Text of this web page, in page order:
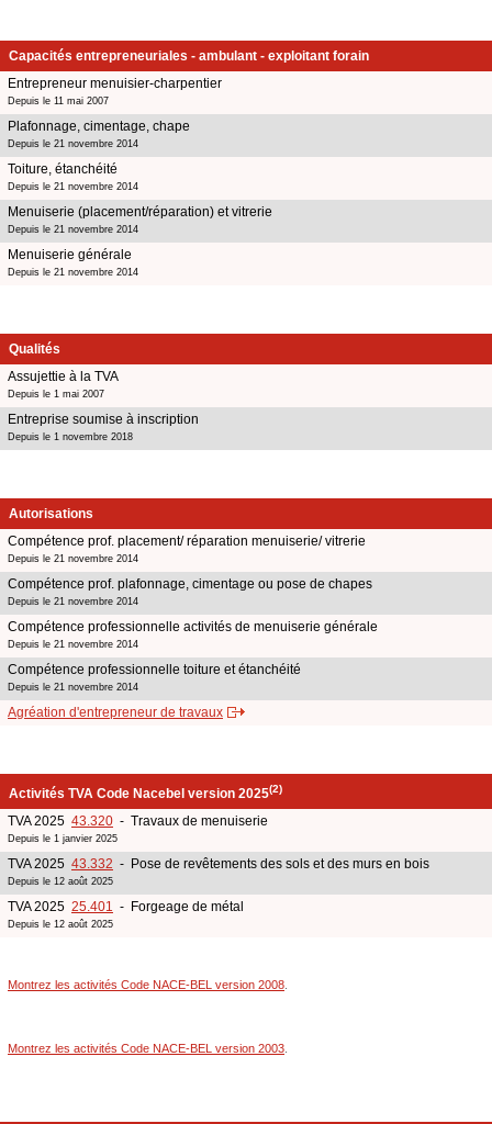
Capacités entrepreneuriales - ambulant - exploitant forain
Entrepreneur menuisier-charpentier
Depuis le 11 mai 2007
Plafonnage, cimentage, chape
Depuis le 21 novembre 2014
Toiture, étanchéité
Depuis le 21 novembre 2014
Menuiserie (placement/réparation) et vitrerie
Depuis le 21 novembre 2014
Menuiserie générale
Depuis le 21 novembre 2014
Qualités
Assujettie à la TVA
Depuis le 1 mai 2007
Entreprise soumise à inscription
Depuis le 1 novembre 2018
Autorisations
Compétence prof. placement/ réparation menuiserie/ vitrerie
Depuis le 21 novembre 2014
Compétence prof. plafonnage, cimentage ou pose de chapes
Depuis le 21 novembre 2014
Compétence professionnelle activités de menuiserie générale
Depuis le 21 novembre 2014
Compétence professionnelle toiture et étanchéité
Depuis le 21 novembre 2014
Agréation d'entrepreneur de travaux
Activités TVA Code Nacebel version 2025(2)
TVA 2025 43.320 - Travaux de menuiserie
Depuis le 1 janvier 2025
TVA 2025 43.332 - Pose de revêtements des sols et des murs en bois
Depuis le 12 août 2025
TVA 2025 25.401 - Forgeage de métal
Depuis le 12 août 2025
Montrez les activités Code NACE-BEL version 2008
Montrez les activités Code NACE-BEL version 2003